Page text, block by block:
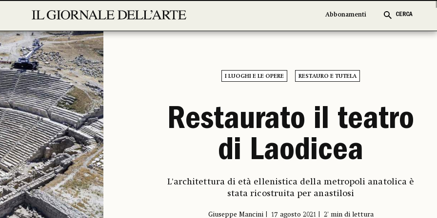
Abbonamenti CERCA
Abbonamenti CERCA
I LUOGHI E LE OPERE RESTAURO E TUTELA
Restaurato il teatro
di Laodicea
L'architettura di età ellenistica della metropoli anatolica è
stata ricostruita per anastilosi
Giuseppe Mancini 17 agosto 2021 2' min di lettura